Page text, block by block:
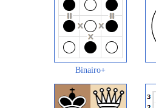
Binairo+